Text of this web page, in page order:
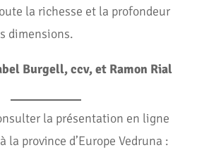
la richesse et la profondeur
dimensions.
Burgell, ccv, et Ramon Rial
la présentation en ligne
la province d’Europe Vedruna :